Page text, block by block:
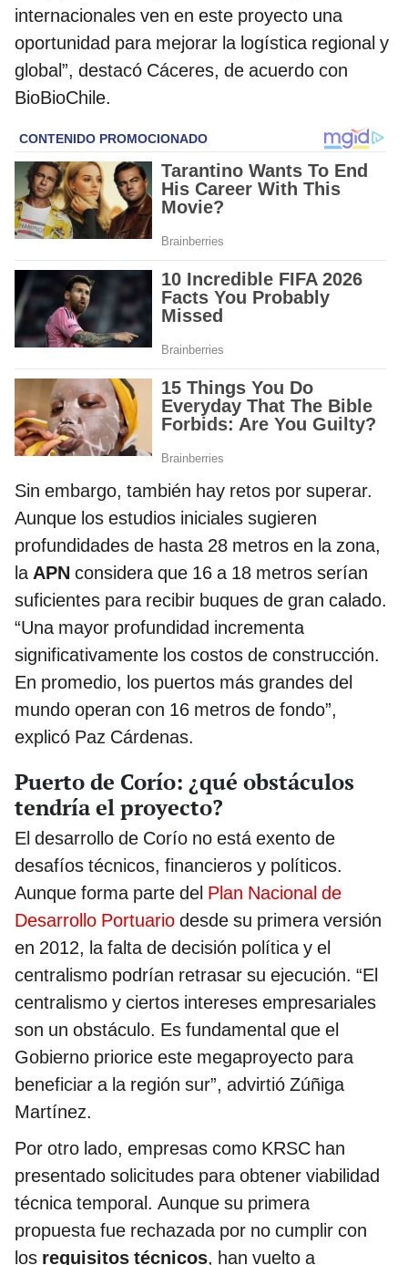
internacionales ven en este proyecto una
oportunidad para mejorar la logística regional y
global”, destacó Cáceres, de acuerdo con
BioBioChile.
Sin embargo, también hay retos por superar.
Aunque los estudios iniciales sugieren
profundidades de hasta 28 metros en la zona,
laAPN considera que 16 a 18 metros serían
suficientes para recibir buques de gran calado.
“Una mayor profundidad incrementa
significativamente los costos de construcción.
En promedio, los puertos más grandes del
mundo operan con 16 metros de fondo”,
explicó Paz Cárdenas.
Puerto de Corío: ¿qué obstáculos
tendría el proyecto?
El desarrollo de Corío no está exento de
desafíos técnicos, financieros y políticos.
Aunque forma parte del Plan Nacional de
Desarrollo Portuario desde su primera versión
en 2012, la falta de decisión política y el
centralismo podrían retrasar su ejecución. “El
centralismo y ciertos intereses empresariales
son un obstáculo. Es fundamental que el
Gobierno priorice este megaproyecto para
beneficiar a la región sur”, advirtió Zúñiga
Martínez.
Por otro lado, empresas como KRSC han
presentado solicitudes para obtener viabilidad
técnica temporal. Aunque su primera
propuesta fue rechazada por no cumplir con
los requisitos técnicos, han vuelto a